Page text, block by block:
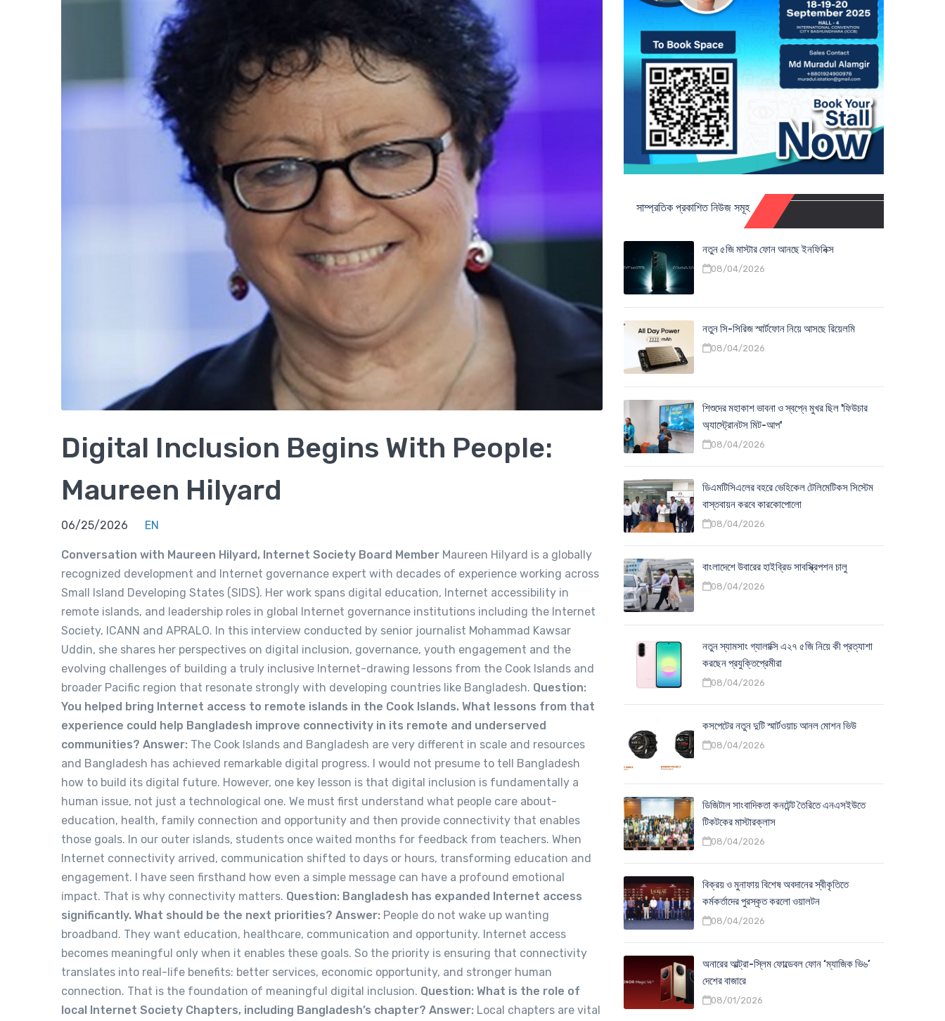
Digital Inclusion Begins With People:
Maureen Hilyard
06/25/2026 EN
Conversation with Maureen Hilyard, Internet Society Board Member Maureen Hilyard is a globally
recognized development and Internet governance expert with decades of experience working across
Small Island Developing States (SIDS). Her work spans digital education, Internet accessibility in
remote islands, and leadership roles in global Internet governance institutions including the Internet
Society, ICANN and APRALO. In this interview conducted by senior journalist Mohammad Kawsar
Uddin, she shares her perspectives on digital inclusion, governance, youth engagement and the
evolving challenges of building a truly inclusive Internet-drawing lessons from the Cook Islands and
broader Pacific region that resonate strongly with developing countries like Bangladesh. Question:
You helped bring Internet access to remote islands in the Cook Islands. What lessons from that
experience could help Bangladesh improve connectivity in its remote and underserved
communities? Answer: The Cook Islands and Bangladesh are very different in scale and resources
and Bangladesh has achieved remarkable digital progress. I would not presume to tell Bangladesh
how to build its digital future. However, one key lesson is that digital inclusion is fundamentally a
human issue, not just a technological one. We must first understand what people care about-
education, health, family connection and opportunity and then provide connectivity that enables
those goals. In our outer islands, students once waited months for feedback from teachers. When
Internet connectivity arrived, communication shifted to days or hours, transforming education and
engagement. I have seen firsthand how even a simple message can have a profound emotional
impact. That is why connectivity matters. Question: Bangladesh has expanded Internet access
significantly. What should be the next priorities? Answer: People do not wake up wanting
broadband. They want education, healthcare, communication and opportunity. Internet access
becomes meaningful only when it enables these goals. So the priority is ensuring that connectivity
translates into real-life benefits: better services, economic opportunity, and stronger human
connection. That is the foundation of meaningful digital inclusion. Question: What is the role of
local Internet Society Chapters, including Bangladesh’s chapter? Answer: Local chapters are vital
সাম্প্রতিক প্রকাশিত নিউজ সমূহ
নতুন ৫জি মাস্টার ফোন আনছে ইনফিনিক্স
08/04/2026
নতুন সি-সিরিজ স্মার্টফোন নিয়ে আসছে রিয়েলমি
08/04/2026
শিশুদের মহাকাশ ভাবনা ও স্বপ্নে মুখর ছিল 'ফিউচার
অ্যাস্ট্রোনটস মিট-আপ'
08/04/2026
ডিএমটিসিএলের বহরে ভেহিকেল টেলিমেটিকস সিস্টেম
বাস্তবায়ন করবে কারকোপোলো
08/04/2026
বাংলাদেশে উবারের হাইব্রিড সাবস্ক্রিপশন চালু
08/04/2026
নতুন স্যামসাং গ্যালাক্সি এ২৭ ৫জি নিয়ে কী প্রত্যাশা
করছেন প্রযুক্তিপ্রেমীরা
08/04/2026
কসপেটের নতুন দুটি স্মার্টওয়াচ আনল মোশন ভিউ
08/04/2026
ডিজিটাল সাংবাদিকতা কনটেন্ট তৈরিতে এনএসইউতে
টিকটকের মাস্টারক্লাস
08/04/2026
বিক্রয় ও মুনাফায় বিশেষ অবদানের স্বীকৃতিতে
কর্মকর্তাদের পুরস্কৃত করলো ওয়ালটন
08/04/2026
অনারের আল্ট্রা-স্লিম ফোল্ডেবল ফোন ‘ম্যাজিক ভি৬’
দেশের বাজারে
08/01/2026